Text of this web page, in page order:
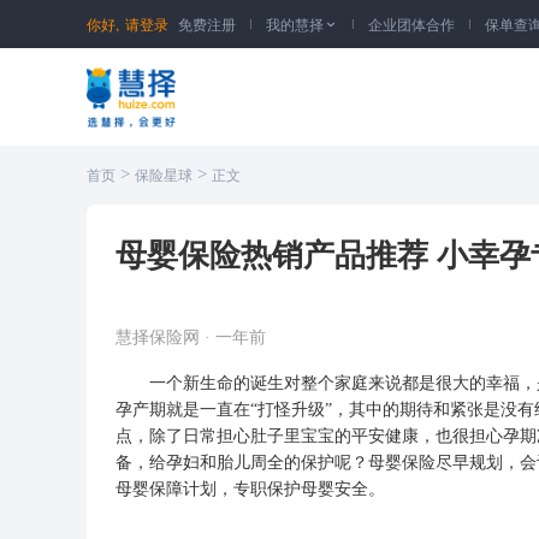
你好, 请登录 免费注册 我的慧择  企业团体合作 保单查
首页 > 保险星球 > 正文
母婴保险热销产品推荐 小幸
慧择保险网 · 一年前
一个新生命的诞生对整个家庭来说都是很大的幸福，
孕产期就是一直在“打怪升级”，其中的期待和紧张是没
点，除了日常担心肚子里宝宝的平安健康，也很担心孕
备，给孕妇和胎儿周全的保护呢？母婴保险尽早规划，
母婴保障计划，专职保护母婴安全。